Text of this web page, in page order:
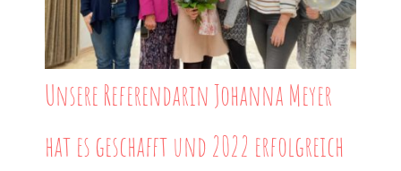
Lotsendienst
Unsere Referendarin Johanna Meyer
hat es geschafft und 2022 erfolgreich